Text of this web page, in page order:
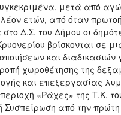
μετά από
ετών, από όταν
Δ.Σ. του Δήμου οι
βρίσκονται σε
και διαδικασιών
χωροθέτησης της
και επεξεργασίας
«Ράχες» της Τ.Κ.
Συσπείρωση από την πρώτη